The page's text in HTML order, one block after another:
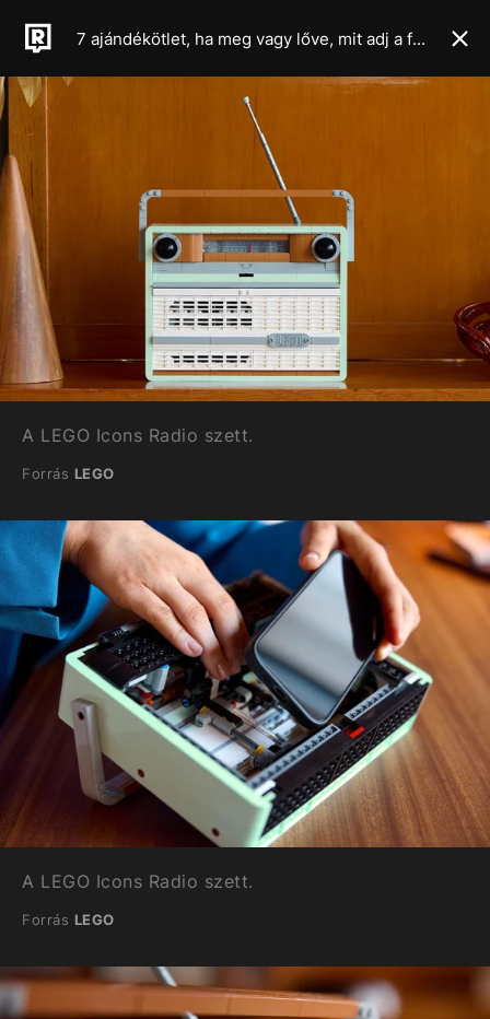
7 ajándékötlet, ha meg vagy lőve, mit adj a faszidnak 2025 karácsonyán
A LEGO Icons Radio szett.
Forrás LEGO
A LEGO Icons Radio szett.
Forrás LEGO